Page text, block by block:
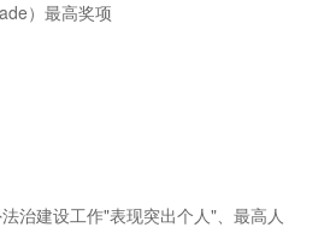
）最高奖项
治建设工作"表现突出个人"、最高人